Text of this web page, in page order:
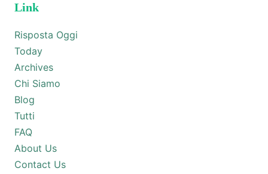
Link
Risposta Oggi
Today
Archives
Chi Siamo
Blog
Tutti
FAQ
About Us
Contact Us